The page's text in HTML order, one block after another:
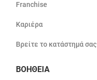
Franchise
Καριέρα
Βρείτε το κατάστημά σας
ΒΟΗΘΕΙΑ